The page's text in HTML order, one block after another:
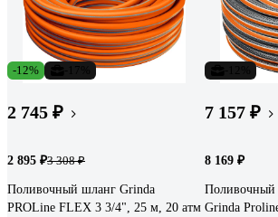
-12%
2 745 ₽
2 895 ₽3 308 ₽
Поливочный шланг Grinda
PROLine FLEX 3 3/4", 25 м, 20 атм
7 157 ₽
8 169 ₽
Поливочный
Grinda